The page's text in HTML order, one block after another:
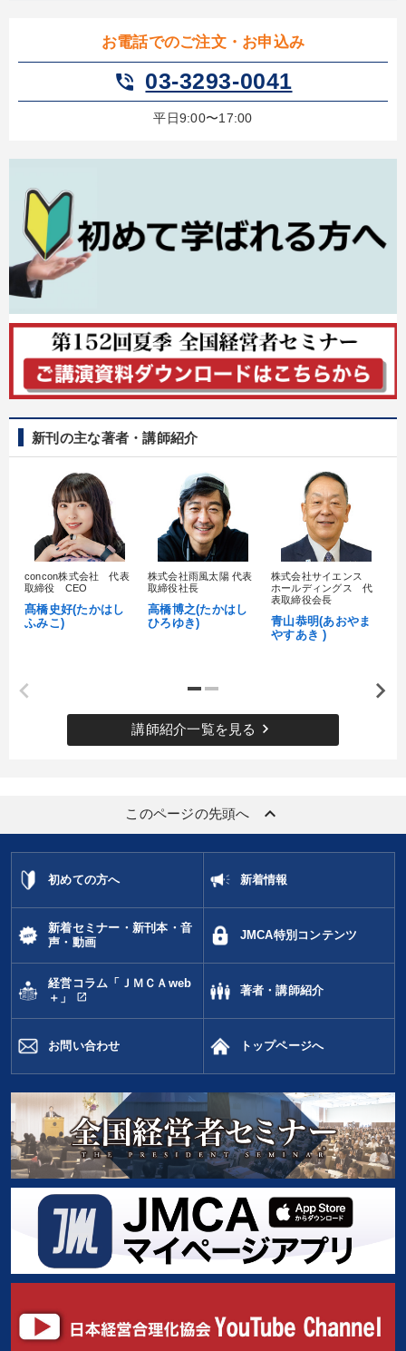
お電話でのご注文・お申込み
phone_in_talk 03-3293-0041
平日9:00〜17:00
新刊の主な著者・講師紹介
concon株式会社 代表
取締役 CEO
髙橋史好(たかはし
ふみこ)
株式会社雨風太陽 代表
取締役社長
高橋博之(たかはし
ひろゆき)
株式会社サイエンス
ホールディングス 代
表取締役会長
青山恭明(あおやま
やすあき )
講師紹介一覧を見る keyboard_arrow_right
このページの先頭へ keyboard_arrow_up
初めての方へ 新着情報
新着セミナー・新刊本・音
声・動画
JMCA特別コンテンツ
経営コラム「ＪＭＣＡweb
＋」
open_in_new
著者・講師紹介
お問い合わせ トップページへ